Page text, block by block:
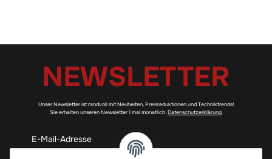
NEWSLETTER
Unser Newsletter ist randvoll mit Neuheiten, Preisreduktionen und Techniktrends!
Sie erhalten unseren Newsletter 1 mal monatlich.Datenschutzerklärung